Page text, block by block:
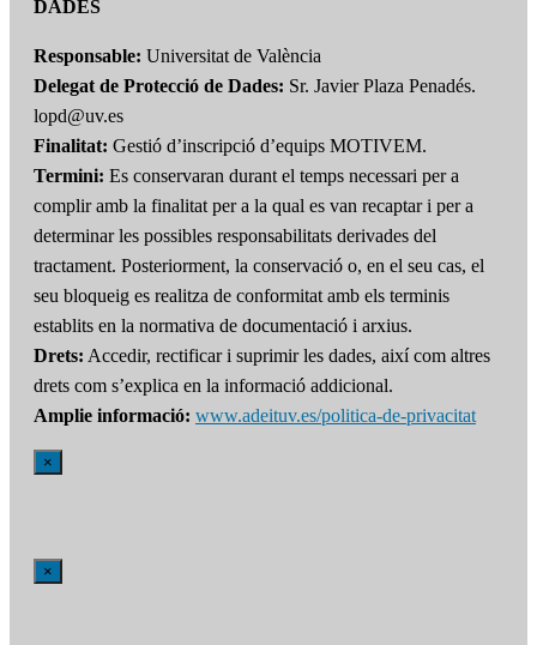
DADES
Responsable: Universitat de València
Delegat de Protecció de Dades: Sr. Javier Plaza Penadés.
lopd@uv.es
Finalitat: Gestió d’inscripció d’equips MOTIVEM.
Termini: Es conservaran durant el temps necessari per a
complir amb la finalitat per a la qual es van recaptar i per a
determinar les possibles responsabilitats derivades del
tractament. Posteriorment, la conservació o, en el seu cas, el
seu bloqueig es realitza de conformitat amb els terminis
establits en la normativa de documentació i arxius.
Drets: Accedir, rectificar i suprimir les dades, així com altres
drets com s’explica en la informació addicional.
Amplie informació: www.adeituv.es/politica-de-privacitat
×
×